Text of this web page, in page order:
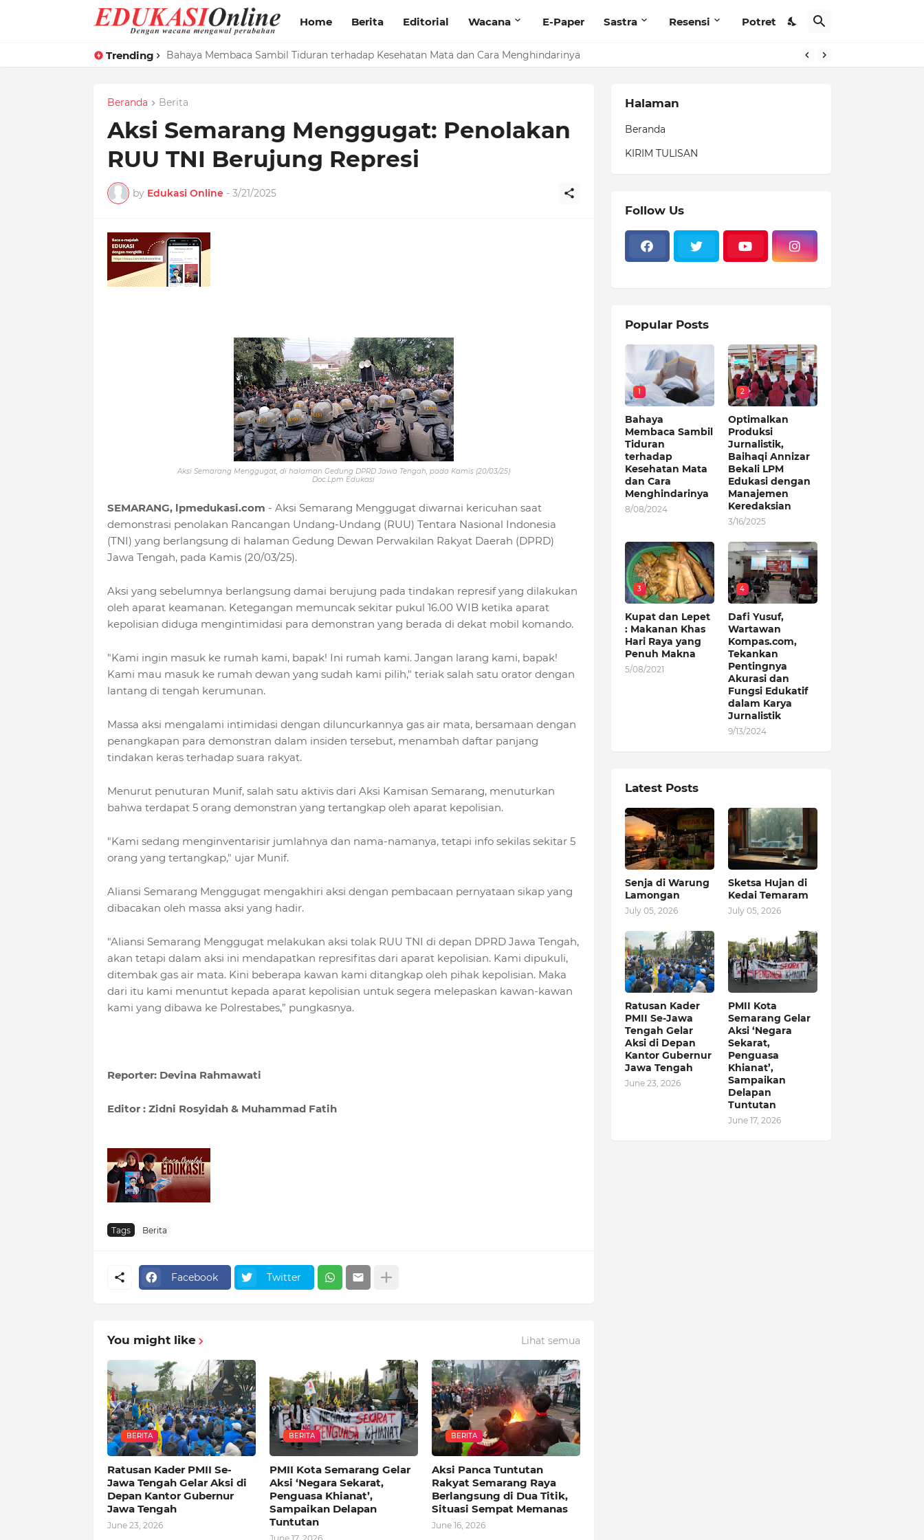
Home Berita Editorial Wacana E-Paper Sastra Resensi Potret
Trending Bahaya Membaca Sambil Tiduran terhadap Kesehatan Mata dan Cara Menghindarinya
HMJ MPI Bekali Mahasiswa Branding Produk dengan Pelatihan Microblog
Beranda Berita
Aksi Semarang Menggugat: Penolakan
RUU TNI Berujung Represi
by Edukasi Online - 3/21/2025
Aksi Semarang Menggugat, di halaman Gedung DPRD Jawa Tengah, pada Kamis (20/03/25)
Doc.Lpm Edukasi
SEMARANG, lpmedukasi.com - Aksi Semarang Menggugat diwarnai kericuhan saat
demonstrasi penolakan Rancangan Undang-Undang (RUU) Tentara Nasional Indonesia
(TNI) yang berlangsung di halaman Gedung Dewan Perwakilan Rakyat Daerah (DPRD)
Jawa Tengah, pada Kamis (20/03/25).
Aksi yang sebelumnya berlangsung damai berujung pada tindakan represif yang dilakukan
oleh aparat keamanan. Ketegangan memuncak sekitar pukul 16.00 WIB ketika aparat
kepolisian diduga mengintimidasi para demonstran yang berada di dekat mobil komando.
"Kami ingin masuk ke rumah kami, bapak! Ini rumah kami. Jangan larang kami, bapak!
Kami mau masuk ke rumah dewan yang sudah kami pilih," teriak salah satu orator dengan
lantang di tengah kerumunan.
Massa aksi mengalami intimidasi dengan diluncurkannya gas air mata, bersamaan dengan
penangkapan para demonstran dalam insiden tersebut, menambah daftar panjang
tindakan keras terhadap suara rakyat.
Menurut penuturan Munif, salah satu aktivis dari Aksi Kamisan Semarang, menuturkan
bahwa terdapat 5 orang demonstran yang tertangkap oleh aparat kepolisian.
"Kami sedang menginventarisir jumlahnya dan nama-namanya, tetapi info sekilas sekitar 5
orang yang tertangkap," ujar Munif.
Aliansi Semarang Menggugat mengakhiri aksi dengan pembacaan pernyataan sikap yang
dibacakan oleh massa aksi yang hadir.
"Aliansi Semarang Menggugat melakukan aksi tolak RUU TNI di depan DPRD Jawa Tengah,
akan tetapi dalam aksi ini mendapatkan represifitas dari aparat kepolisian. Kami dipukuli,
ditembak gas air mata. Kini beberapa kawan kami ditangkap oleh pihak kepolisian. Maka
dari itu kami menuntut kepada aparat kepolisian untuk segera melepaskan kawan-kawan
kami yang dibawa ke Polrestabes,” pungkasnya.
Reporter: Devina Rahmawati
Editor : Zidni Rosyidah & Muhammad Fatih
Tags Berita
Facebook Twitter
You might like Lihat semua
BERITA
Ratusan Kader PMII Se-
Jawa Tengah Gelar Aksi di
Depan Kantor Gubernur
Jawa Tengah
June 23, 2026
BERITA
PMII Kota Semarang Gelar
Aksi ‘Negara Sekarat,
Penguasa Khianat’,
Sampaikan Delapan
Tuntutan
BERITA
Aksi Panca Tuntutan
Rakyat Semarang Raya
Berlangsung di Dua Titik,
Situasi Sempat Memanas
June 16, 2026
Halaman
Beranda
KIRIM TULISAN
Follow Us
Popular Posts
1
Bahaya
Membaca Sambil
Tiduran
terhadap
Kesehatan Mata
dan Cara
Menghindarinya
8/08/2024
2
Optimalkan
Produksi
Jurnalistik,
Baihaqi Annizar
Bekali LPM
Edukasi dengan
Manajemen
Keredaksian
3/16/2025
3
Kupat dan Lepet
: Makanan Khas
Hari Raya yang
Penuh Makna
5/08/2021
4
Dafi Yusuf,
Wartawan
Kompas.com,
Tekankan
Pentingnya
Akurasi dan
Fungsi Edukatif
dalam Karya
Jurnalistik
9/13/2024
Latest Posts
Senja di Warung
Lamongan
July 05, 2026
Sketsa Hujan di
Kedai Temaram
July 05, 2026
Ratusan Kader
PMII Se-Jawa
Tengah Gelar
Aksi di Depan
Kantor Gubernur
Jawa Tengah
June 23, 2026
PMII Kota
Semarang Gelar
Aksi ‘Negara
Sekarat,
Penguasa
Khianat’,
Sampaikan
Delapan
Tuntutan
June 17, 2026